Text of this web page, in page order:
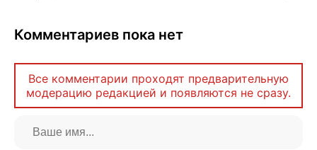
Комментариев пока нет
Все комментарии проходят предварительную
модерацию редакцией и появляются не сразу.